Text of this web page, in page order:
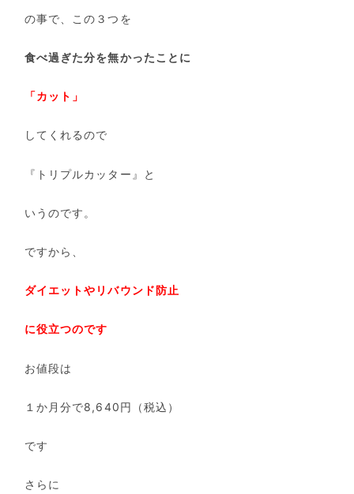
の事で、この３つを
食べ過ぎた分を無かったことに
「カット」
してくれるので
『トリプルカッター』と
いうのです。
ですから、
ダイエットやリバウンド防止
に役立つのです
お値段は
１か月分で8,640円（税込）
です
さらに